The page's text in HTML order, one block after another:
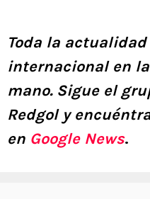
Toda la
internacional en
mano. Sigue el
Redgol y
en Google News.